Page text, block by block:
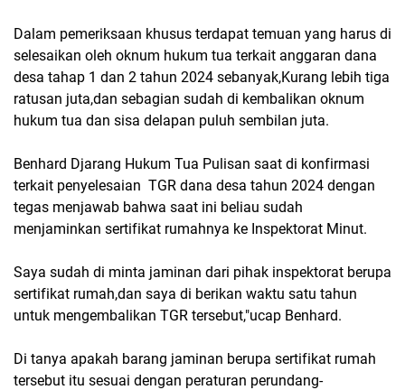
Dalam pemeriksaan khusus terdapat temuan yang harus di
selesaikan oleh oknum hukum tua terkait anggaran dana
desa tahap 1 dan 2 tahun 2024 sebanyak,Kurang lebih tiga
ratusan juta,dan sebagian sudah di kembalikan oknum
hukum tua dan sisa delapan puluh sembilan juta.
Benhard Djarang Hukum Tua Pulisan saat di konfirmasi
terkait penyelesaian TGR dana desa tahun 2024 dengan
tegas menjawab bahwa saat ini beliau sudah
menjaminkan sertifikat rumahnya ke Inspektorat Minut.
Saya sudah di minta jaminan dari pihak inspektorat berupa
sertifikat rumah,dan saya di berikan waktu satu tahun
untuk mengembalikan TGR tersebut,"ucap Benhard.
Di tanya apakah barang jaminan berupa sertifikat rumah
tersebut itu sesuai dengan peraturan perundang-